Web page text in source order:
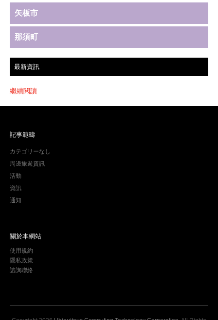
矢板市
那須町
最新資訊
繼續閱讀
記事範疇
カテゴリーなし
周邊旅遊資訊
活動
資訊
通知
關於本網站
使用規約
隱私政策
諮詢聯絡